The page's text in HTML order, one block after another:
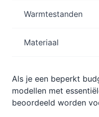
Warmtestanden
Materiaal
Als je een beperkt
modellen met
beoordeeld worden